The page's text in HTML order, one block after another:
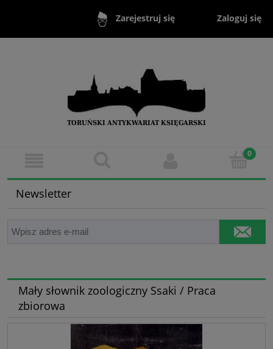
Zarejestruj się Zaloguj się
Newsletter
Mały słownik zoologiczny Ssaki / Praca
zbiorowa